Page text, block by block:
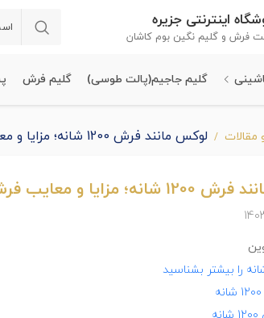
اینترنتی جزیره
فرش و گلیم نگین بوم کاشان
گلیم جاجیم(پالت طوسی) گلیم فرش
مقالات لوکس مانند فرش 1200 شانه؛ مزایا و معایب فرش 1200 در خانه
و معایب فرش 1200 در خانه